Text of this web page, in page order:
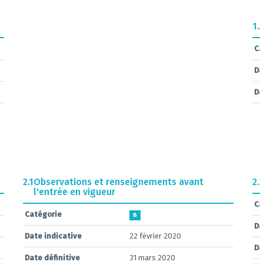
2.1Observations et renseignements avant
l'entrée en vigueur
Catégorie B
Date indicative 22 février 2020
Date définitive 31 mars 2020